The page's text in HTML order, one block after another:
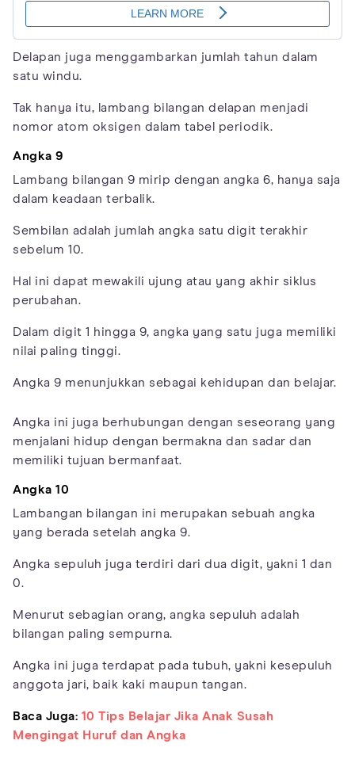
Delapan juga menggambarkan jumlah tahun dalam
satu windu.
Tak hanya itu, lambang bilangan delapan menjadi
nomor atom oksigen dalam tabel periodik.
Angka 9
Lambang bilangan 9 mirip dengan angka 6, hanya saja
dalam keadaan terbalik.
Sembilan adalah jumlah angka satu digit terakhir
sebelum 10.
Hal ini dapat mewakili ujung atau yang akhir siklus
perubahan.
Dalam digit 1 hingga 9, angka yang satu juga memiliki
nilai paling tinggi.
Angka 9 menunjukkan sebagai kehidupan dan belajar.
Angka ini juga berhubungan dengan seseorang yang
menjalani hidup dengan bermakna dan sadar dan
memiliki tujuan bermanfaat.
Angka 10
Lambangan bilangan ini merupakan sebuah angka
yang berada setelah angka 9.
Angka sepuluh juga terdiri dari dua digit, yakni 1 dan
0.
Menurut sebagian orang, angka sepuluh adalah
bilangan paling sempurna.
Angka ini juga terdapat pada tubuh, yakni kesepuluh
anggota jari, baik kaki maupun tangan.
Baca Juga: 10 Tips Belajar Jika Anak Susah
Mengingat Huruf dan Angka